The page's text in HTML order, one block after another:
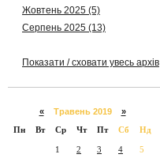
Жовтень 2025 (5)
Серпень 2025 (13)
Показати / сховати увесь архів
«Травень 2019 »
Пн
Вт Ср Чт Пт Сб Нд
1 2 3 4 5